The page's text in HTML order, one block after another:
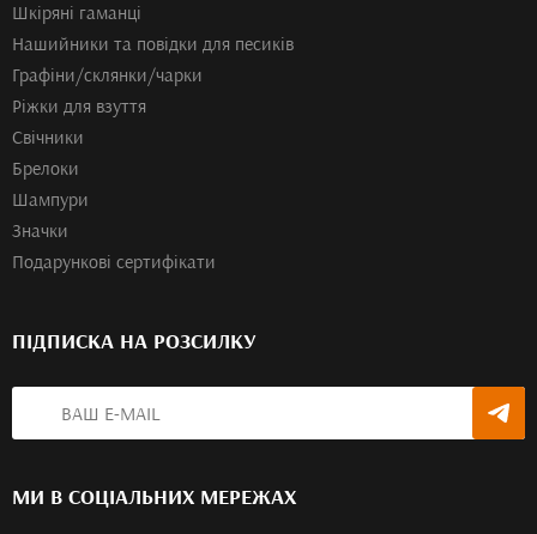
Шкіряні гаманці
Нашийники та повідки для песиків
Графіни/склянки/чарки
Ріжки для взуття
Свічники
Брелоки
Шампури
Значки
Подарункові сертифікати
ПІДПИСКА НА РОЗСИЛКУ
МИ В СОЦІАЛЬНИХ МЕРЕЖАХ